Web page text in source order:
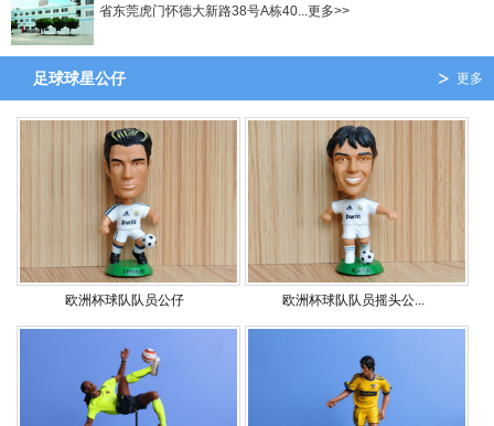
省东莞虎门怀德大新路38号A栋40...更多>>
更多
足球球星公仔
欧洲杯球队队员公仔 欧洲杯球队队员摇头公...